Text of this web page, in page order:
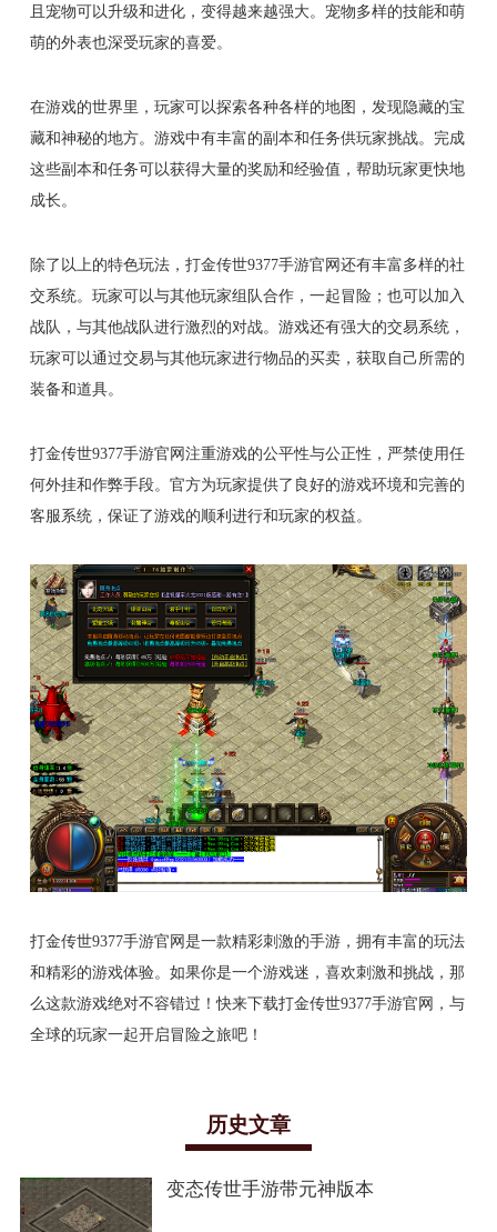
且宠物可以升级和进化，变得越来越强大。宠物多样的技能和萌
萌的外表也深受玩家的喜爱。
在游戏的世界里，玩家可以探索各种各样的地图，发现隐藏的宝
藏和神秘的地方。游戏中有丰富的副本和任务供玩家挑战。完成
这些副本和任务可以获得大量的奖励和经验值，帮助玩家更快地
成长。
除了以上的特色玩法，打金传世9377手游官网还有丰富多样的社
交系统。玩家可以与其他玩家组队合作，一起冒险；也可以加入
战队，与其他战队进行激烈的对战。游戏还有强大的交易系统，
玩家可以通过交易与其他玩家进行物品的买卖，获取自己所需的
装备和道具。
打金传世9377手游官网注重游戏的公平性与公正性，严禁使用任
何外挂和作弊手段。官方为玩家提供了良好的游戏环境和完善的
客服系统，保证了游戏的顺利进行和玩家的权益。
打金传世9377手游官网是一款精彩刺激的手游，拥有丰富的玩法
和精彩的游戏体验。如果你是一个游戏迷，喜欢刺激和挑战，那
么这款游戏绝对不容错过！快来下载打金传世9377手游官网，与
全球的玩家一起开启冒险之旅吧！
历史文章
变态传世手游带元神版本